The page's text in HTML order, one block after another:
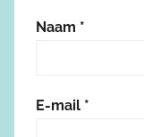
Naam *
E-mail *